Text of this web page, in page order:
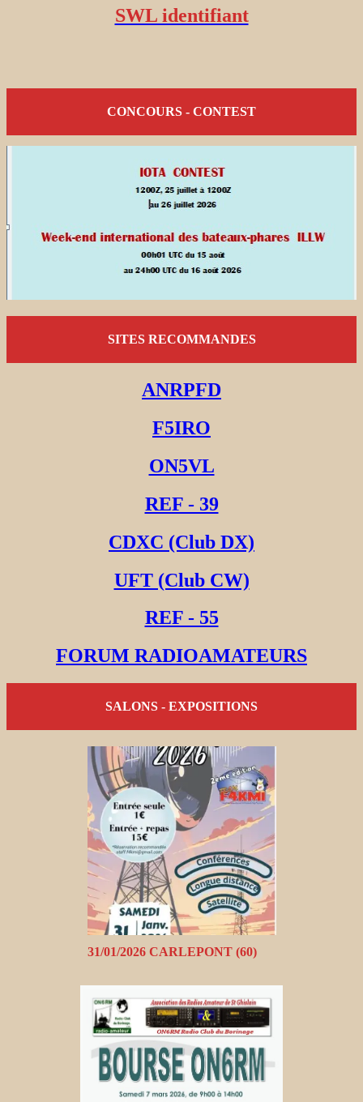
SWL identifiant
CONCOURS - CONTEST
SITES RECOMMANDES
ANRPFD
F5IRO
ON5VL
REF - 39
CDXC (Club DX)
UFT (Club CW)
REF - 55
FORUM RADIOAMATEURS
SALONS - EXPOSITIONS
31/01/2026 CARLEPONT (60)